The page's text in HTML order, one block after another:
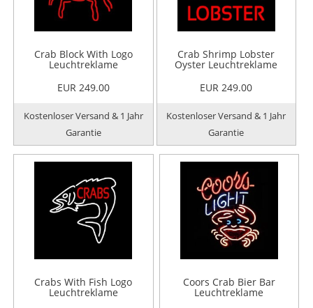
Crab Block With Logo
Leuchtreklame
EUR 249.00
Kostenloser Versand & 1 Jahr
Garantie
Crab Shrimp Lobster
Oyster Leuchtreklame
EUR 249.00
Kostenloser Versand & 1 Jahr
Garantie
Crabs With Fish Logo
Leuchtreklame
Coors Crab Bier Bar
Leuchtreklame